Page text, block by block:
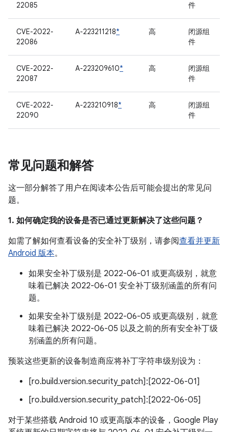
22085
件
CVE-2022-
22086
A-223211218* 高
闭源组
件
CVE-2022-
22087
A-223209610* 高
闭源组
件
CVE-2022-
22090
A-223210918* 高
闭源组
件
常见问题和解答
这一部分解答了用户在阅读本公告后可能会提出的常见问
题。
1. 如何确定我的设备是否已通过更新解决了这些问题？
如需了解如何查看设备的安全补丁级别，请参阅查看并更新
Android 版本。
如果安全补丁级别是 2022-06-01 或更高级别，就意
味着已解决 2022-06-01 安全补丁级别涵盖的所有问
题。
如果安全补丁级别是 2022-06-05 或更高级别，就意
味着已解决 2022-06-05 以及之前的所有安全补丁级
别涵盖的所有问题。
预装这些更新的设备制造商应将补丁字符串级别设为：
[ro.build.version.security_patch]:[2022-06-01]
[ro.build.version.security_patch]:[2022-06-05]
对于某些搭载 Android 10 或更高版本的设备，Google Play